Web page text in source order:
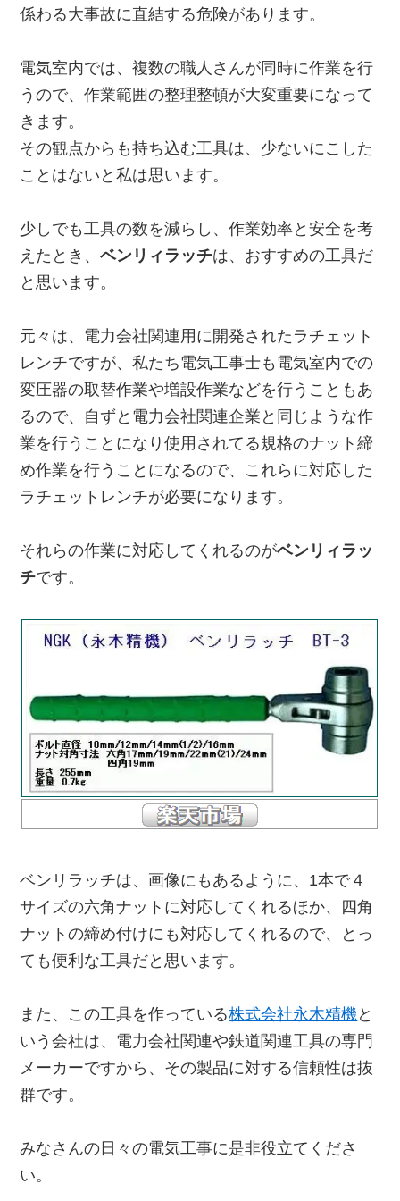
係わる大事故に直結する危険があります。
電気室内では、複数の職人さんが同時に作業を行
うので、作業範囲の整理整頓が大変重要になって
きます。
その観点からも持ち込む工具は、少ないにこした
ことはないと私は思います。
少しでも工具の数を減らし、作業効率と安全を考
えたとき、ベンリィラッチは、おすすめの工具だ
と思います。
元々は、電力会社関連用に開発されたラチェット
レンチですが、私たち電気工事士も電気室内での
変圧器の取替作業や増設作業などを行うこともあ
るので、自ずと電力会社関連企業と同じような作
業を行うことになり使用されてる規格のナット締
め作業を行うことになるので、これらに対応した
ラチェットレンチが必要になります。
それらの作業に対応してくれるのがベンリィラッ
チです。
ベンリラッチは、画像にもあるように、1本で４
サイズの六角ナットに対応してくれるほか、四角
ナットの締め付けにも対応してくれるので、とっ
ても便利な工具だと思います。
また、この工具を作っている株式会社永木精機 と
いう会社は、電力会社関連や鉄道関連工具の専門
メーカーですから、その製品に対する信頼性は抜
群です。
みなさんの日々の電気工事に是非役立てくださ
い。